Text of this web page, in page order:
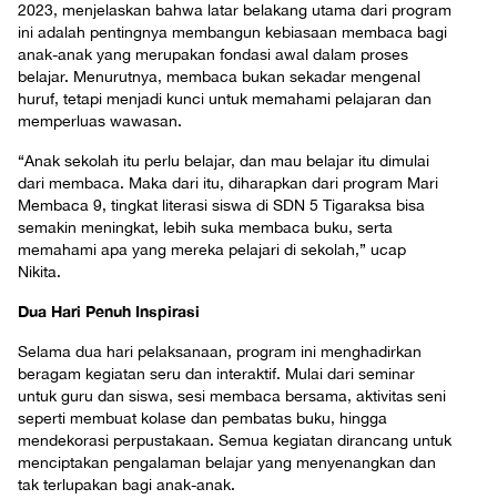
2023, menjelaskan bahwa latar belakang utama dari program
ini adalah pentingnya membangun kebiasaan membaca bagi
anak-anak yang merupakan fondasi awal dalam proses
belajar. Menurutnya, membaca bukan sekadar mengenal
huruf, tetapi menjadi kunci untuk memahami pelajaran dan
memperluas wawasan.
“Anak sekolah itu perlu belajar, dan mau belajar itu dimulai
dari membaca. Maka dari itu, diharapkan dari program Mari
Membaca 9, tingkat literasi siswa di SDN 5 Tigaraksa bisa
semakin meningkat, lebih suka membaca buku, serta
memahami apa yang mereka pelajari di sekolah,” ucap
Nikita.
Dua Hari Penuh Inspirasi
Selama dua hari pelaksanaan, program ini menghadirkan
beragam kegiatan seru dan interaktif. Mulai dari seminar
untuk guru dan siswa, sesi membaca bersama, aktivitas seni
seperti membuat kolase dan pembatas buku, hingga
mendekorasi perpustakaan. Semua kegiatan dirancang untuk
menciptakan pengalaman belajar yang menyenangkan dan
tak terlupakan bagi anak-anak.